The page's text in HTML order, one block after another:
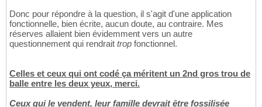
Donc pour répondre à la question, il s'agit d'une application
fonctionnelle, bien écrite, aucun doute, au contraire. Mes
réserves allaient bien évidemment vers un autre
questionnement qui rendrait trop fonctionnel.
Celles et ceux qui ont codé ça méritent un 2nd gros trou de
balle entre les deux yeux, merci.
Ceux qui le vendent, leur famille devrait être fossilisée